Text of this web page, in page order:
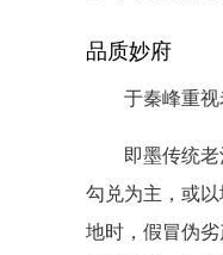
品质妙府
于秦峰重视老
即墨传统老酒
勾兑为主，或
地时，假冒伪